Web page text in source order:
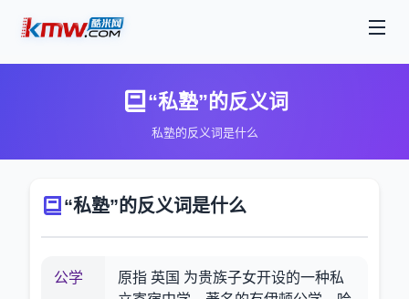
“私塾”的反义词
私塾的反义词是什么
“私塾”的反义词是什么
公学
原指 英国 为贵族子女开设的一种私